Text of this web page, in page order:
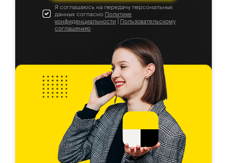
Я соглашаюсь на передачу персональных
данных согласно Политике
конфиденциальности
Пользовательскому
соглашению